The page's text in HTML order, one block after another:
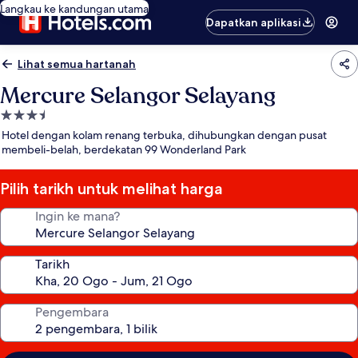
Langkau ke kandungan utama
Dapatkan aplikasi
Lihat semua hartanah
Mercure Selangor Selayang
Hartanah
3.5
bintang
Hotel dengan kolam renang terbuka, dihubungkan dengan pusat
membeli-belah, berdekatan 99 Wonderland Park
Pilih tarikh untuk melihat harga
Ingin ke mana?
Tarikh
Pengembara